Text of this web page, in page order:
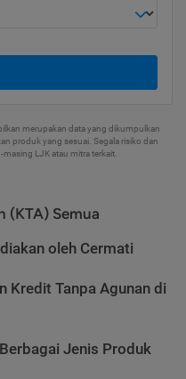
merupakan data yang dikumpulkan
produk yang sesuai. Segala risiko dan
LJK atau mitra terkait.
(KTA) Semua
oleh Cermati
Kredit Tanpa Agunan di
Jenis Produk